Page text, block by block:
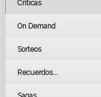
Críticas
On Demand
Sorteos
Recuerdos...